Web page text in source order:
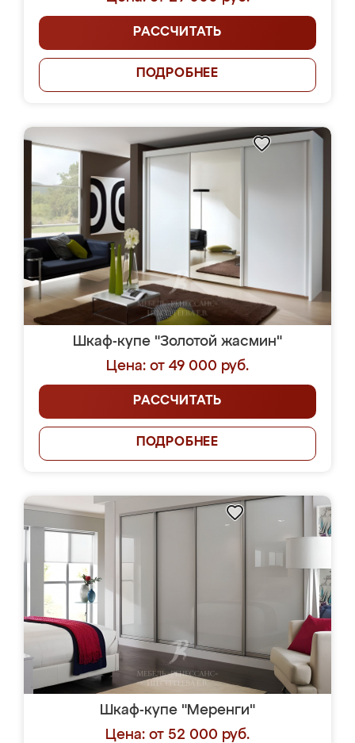
РАССЧИТАТЬ
ПОДРОБНЕЕ
Шкаф-купе "Золотой жасмин"
Цена: от 49 000 руб.
РАССЧИТАТЬ
ПОДРОБНЕЕ
Шкаф-купе "Меренги"
Цена: от 52 000 руб.